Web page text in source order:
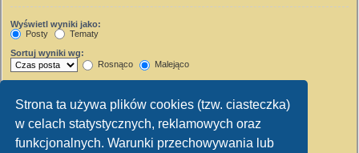
Strona ta używa plików cookies (tzw. ciasteczka)
w celach statystycznych, reklamowych oraz
funkcjonalnych. Warunki przechowywania lub
Wyświetl wyniki jako:
Posty
Tematy
Sortuj wyniki wg:
Rosnąco
Malejąco
Wyświetl pierwsze:
Ustaw 0, aby wyświetlić cały post.
znaków w poście